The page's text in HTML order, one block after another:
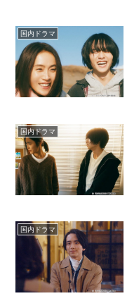
国内ドラマ
国内ドラマ
国内ドラマ